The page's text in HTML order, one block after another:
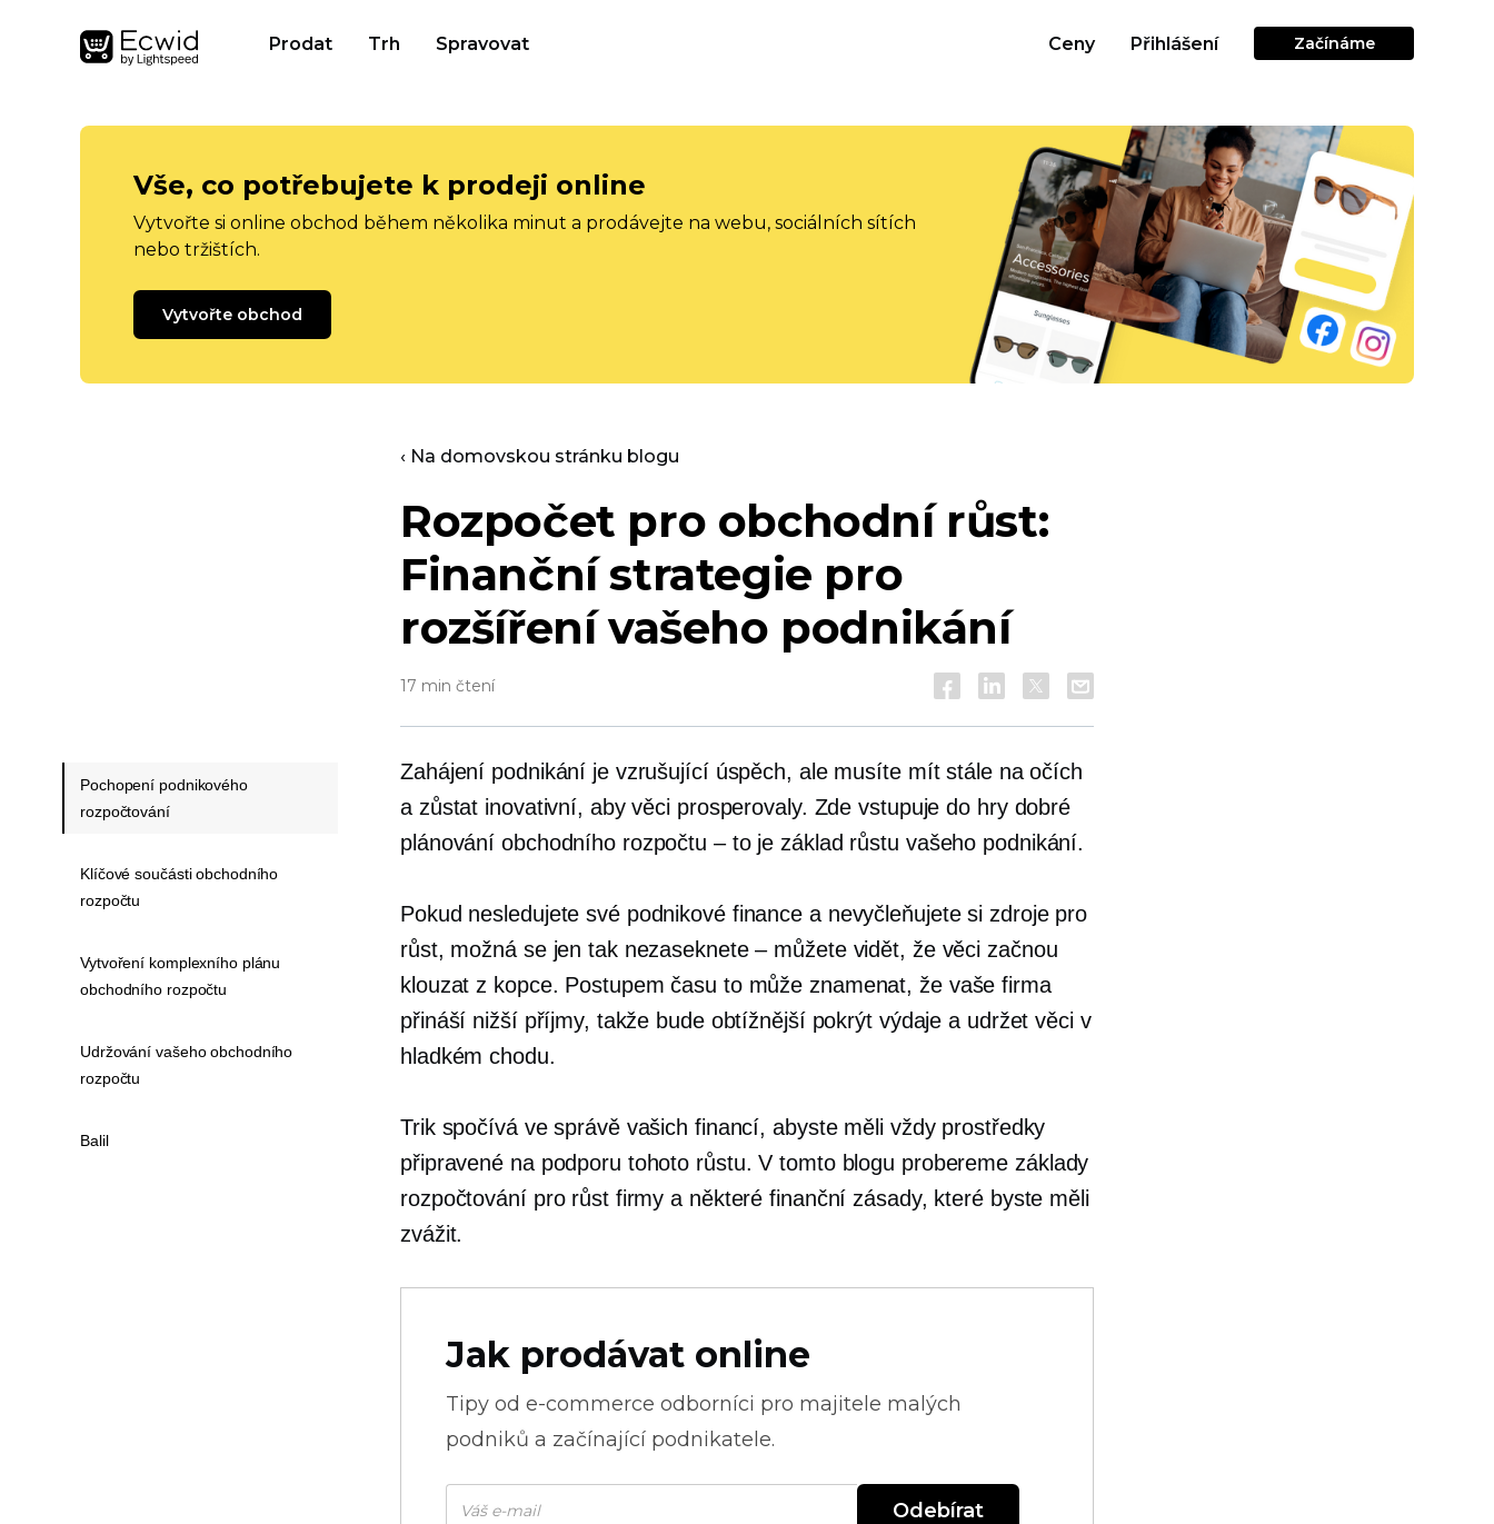
Prodat Trh Spravovat Ceny Přihlášení Začínáme
Vše, co potřebujete k prodeji online
Vytvořte si online obchod během několika minut a prodávejte na webu, sociálních sítích
nebo tržištích.
Vytvořte obchod
‹ Na domovskou stránku blogu
Rozpočet pro obchodní růst:
Finanční strategie pro
rozšíření vašeho podnikání
17 min čtení
Zahájení podnikání je vzrušující úspěch, ale musíte mít stále na očích
a zůstat inovativní, aby věci prosperovaly. Zde vstupuje do hry dobré
plánování obchodního rozpočtu – to je základ růstu vašeho podnikání.
Pokud nesledujete své podnikové finance a nevyčleňujete si zdroje pro
růst, možná se jen tak nezaseknete – můžete vidět, že věci začnou
klouzat z kopce. Postupem času to může znamenat, že vaše firma
přináší nižší příjmy, takže bude obtížnější pokrýt výdaje a udržet věci v
hladkém chodu.
Trik spočívá ve správě vašich financí, abyste měli vždy prostředky
připravené na podporu tohoto růstu. V tomto blogu probereme základy
rozpočtování pro růst firmy a některé finanční zásady, které byste měli
zvážit.
Jak prodávat online
Tipy od e-commerce odborníci pro majitele malých
podniků a začínající podnikatele.
Odebírat
Pochopení podnikového
rozpočtování
Klíčové součásti obchodního
rozpočtu
Vytvoření komplexního plánu
obchodního rozpočtu
Udržování vašeho obchodního
rozpočtu
Balil